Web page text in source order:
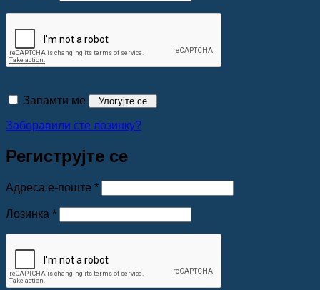
Запамти ме Улогујте се
Заборавили сте лозинку?
Региструјте се
Адреса е-поште *Обавезно
Лозинка *Обавезно